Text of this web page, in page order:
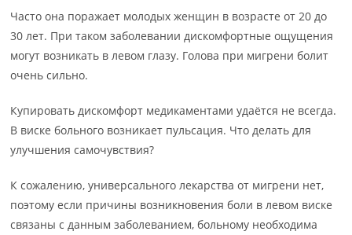
Часто она поражает молодых женщин в возрасте от 20 до
30 лет. При таком заболевании дискомфортные ощущения
могут возникать в левом глазу. Голова при мигрени болит
очень сильно.
Купировать дискомфорт медикаментами удаётся не всегда.
В виске больного возникает пульсация. Что делать для
улучшения самочувствия?
К сожалению, универсального лекарства от мигрени нет,
поэтому если причины возникновения боли в левом виске
связаны с данным заболеванием, больному необходима